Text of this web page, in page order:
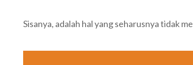
Sisanya, adalah hal yang seharusnya tidak